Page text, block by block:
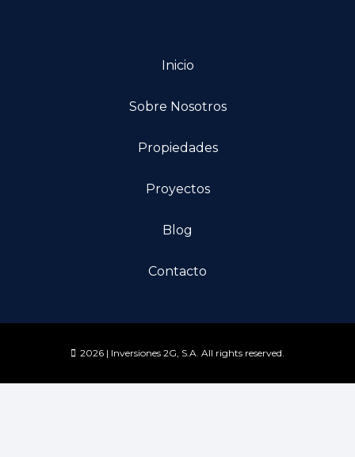
Inicio
Sobre Nosotros
Propiedades
Proyectos
Blog
Contacto
2026 | Inversiones 2G, S.A. All rights reserved.